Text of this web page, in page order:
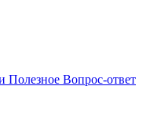
Полезное Вопрос-ответ